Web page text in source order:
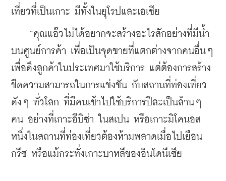
เที่ยวที่เป็นเกาะ มีทั้งในยุโรปและเอเชีย
“คุณแอ๊วไม่ได้อยากจะสร้างอะไรสักอย่างที่มีน้ำ
บนศูนย์การค้า เพื่อเป็นจุดขายที่แตกต่างจากคนอื่นๆ
เพื่อดึงลูกค้าในประเทศมาใช้บริการ แต่ต้องการสร้าง
ขีดความสามารถในการแข่งขัน กับสถานที่ท่องเที่ยว
ดังๆ ทั่วโลก ที่มีคนเข้าไปใช้บริการปีละเป็นล้านๆ
คน อย่างที่เกาะอีบิซ่า ในสเปน หรือเกาะมิโคนอส
หนึ่งในสถานที่ท่องเที่ยวต้องห้ามพลาดเมื่อไปเยือน
กรีซ หรือแม้กระทั่งเกาะบาหลีของอินโดนีเซีย